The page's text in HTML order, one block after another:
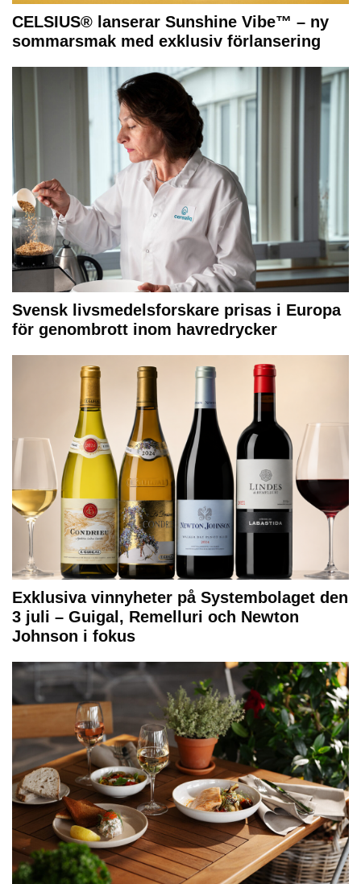
CELSIUS® lanserar Sunshine Vibe™ – ny
sommarsmak med exklusiv förlansering
Svensk livsmedelsforskare prisas i Europa
för genombrott inom havredrycker
Exklusiva vinnyheter på Systembolaget den
3 juli – Guigal, Remelluri och Newton
Johnson i fokus